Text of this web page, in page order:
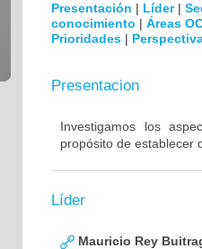
Presentación | Líder|
conocimiento | Áreas
Prioridades |
Presentacion
Investigamos los
propósito de establecer
Líder
Mauricio Rey